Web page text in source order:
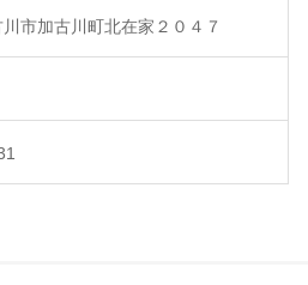
市加古川町北在家２０４７